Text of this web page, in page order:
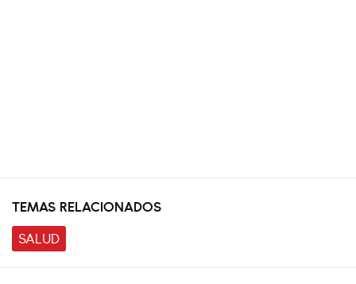
TEMAS RELACIONADOS
SALUD